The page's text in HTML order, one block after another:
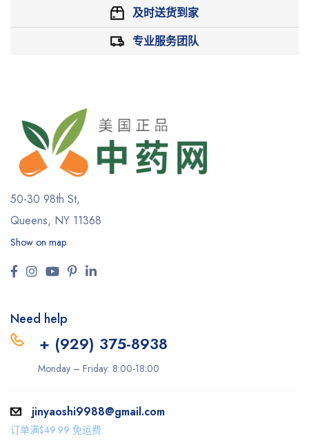
及时送货到家
专业服务团队
50-30 98th St,
Queens, NY 11368
Show on map
Need help
+ (929) 375-8938
Monday – Friday: 8:00-18:00
jinyaoshi9988@gmail.com
订单满$49.99 免运费